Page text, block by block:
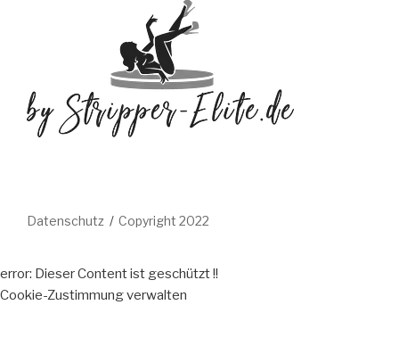
Datenschutz Copyright 2022
error: Dieser Content ist geschützt !!
Cookie-Zustimmung verwalten